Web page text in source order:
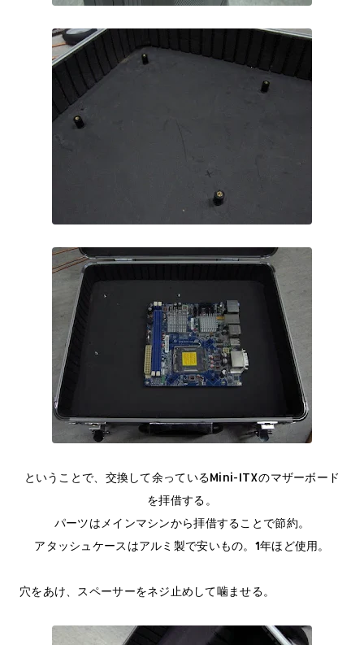
ということで、交換して余っているMini-ITXのマザーボード
を拝借する。
パーツはメインマシンから拝借することで節約。
アタッシュケースはアルミ製で安いもの。1年ほど使用。
穴をあけ、スペーサーをネジ止めして噛ませる。